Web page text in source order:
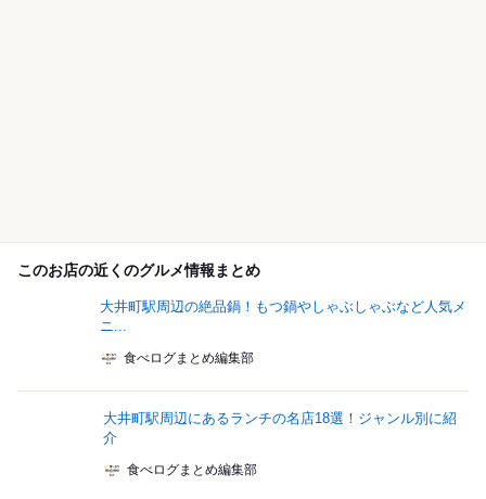
このお店の近くのグルメ情報まとめ
大井町駅周辺の絶品鍋！もつ鍋やしゃぶしゃぶなど人気メ
ニ...
食べログまとめ編集部
大井町駅周辺にあるランチの名店18選！ジャンル別に紹
介
食べログまとめ編集部